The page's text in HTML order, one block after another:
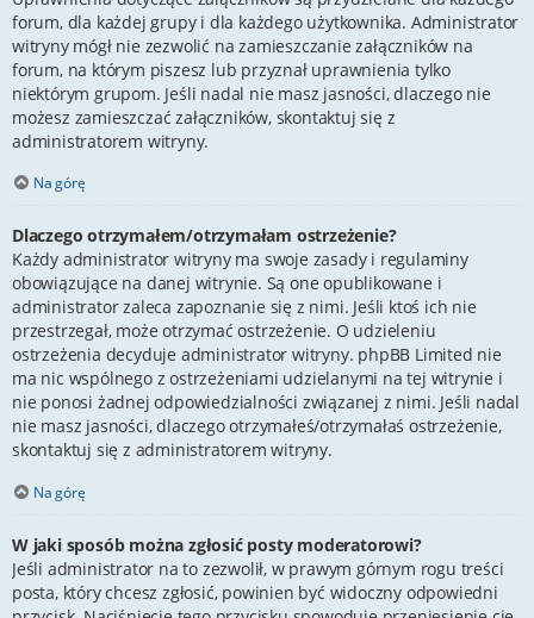
forum, dla każdej grupy i dla każdego użytkownika. Administrator
witryny mógł nie zezwolić na zamieszczanie załączników na
forum, na którym piszesz lub przyznał uprawnienia tylko
niektórym grupom. Jeśli nadal nie masz jasności, dlaczego nie
możesz zamieszczać załączników, skontaktuj się z
administratorem witryny.
Na górę
Dlaczego otrzymałem/otrzymałam ostrzeżenie?
Każdy administrator witryny ma swoje zasady i regulaminy
obowiązujące na danej witrynie. Są one opublikowane i
administrator zaleca zapoznanie się z nimi. Jeśli ktoś ich nie
przestrzegał, może otrzymać ostrzeżenie. O udzieleniu
ostrzeżenia decyduje administrator witryny. phpBB Limited nie
ma nic wspólnego z ostrzeżeniami udzielanymi na tej witrynie i
nie ponosi żadnej odpowiedzialności związanej z nimi. Jeśli nadal
nie masz jasności, dlaczego otrzymałeś/otrzymałaś ostrzeżenie,
skontaktuj się z administratorem witryny.
Na górę
W jaki sposób można zgłosić posty moderatorowi?
Jeśli administrator na to zezwolił, w prawym górnym rogu treści
posta, który chcesz zgłosić, powinien być widoczny odpowiedni